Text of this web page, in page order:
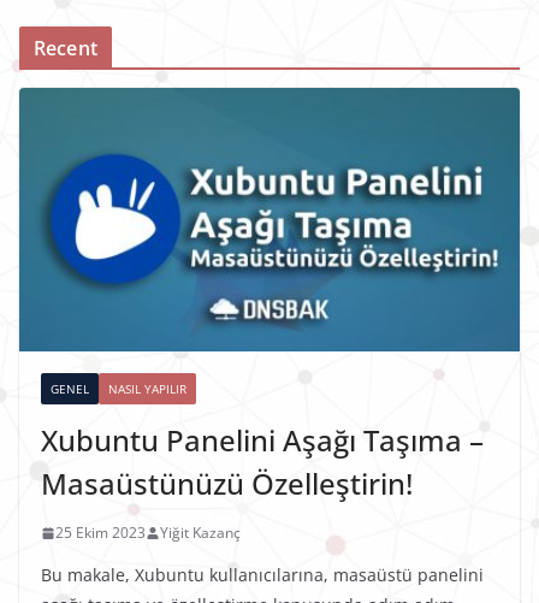
Recent
GENEL NASIL YAPILIR
Xubuntu Panelini Aşağı Taşıma –
Masaüstünüzü Özelleştirin!
25 Ekim 2023 Yiğit Kazanç
Bu makale, Xubuntu kullanıcılarına, masaüstü panelini